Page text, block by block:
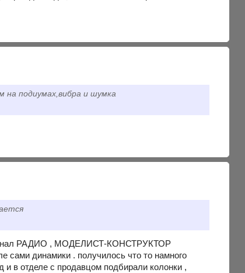
на подиумах,вибра и шумка
журнал РАДИО , МОДЕЛИСТ-КОНСТРУКТОР
сами динамики . получилось что то намного
и в отделе с продавцом подбирали колонки ,